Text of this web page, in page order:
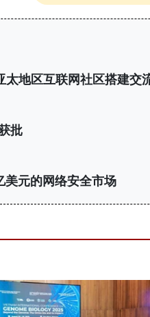
地区互联网社区搭建交
批
美元的网络安全市场